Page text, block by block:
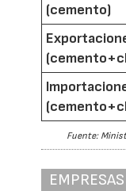
(cemento)
Fuente: